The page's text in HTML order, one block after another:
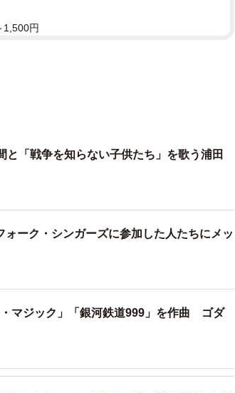
2/2
として「戦争を知らない子供たち」の演奏に参加した
、フォークグループのギター・ボーカルと
1,500円
と「戦争を知らない子供たち」を歌う浦田
ォーク・シンガーズに参加した人たちにメッ
マジック」「銀河鉄道999」を作曲 ゴダ